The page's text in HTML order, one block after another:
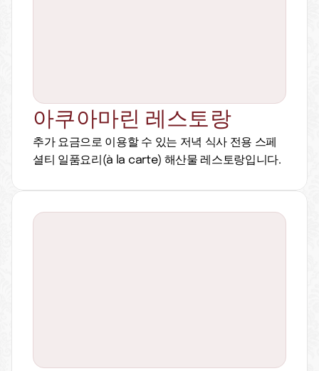
아쿠아마린 레스토랑
추가 요금으로 이용할 수 있는 저녁 식사 전용 스페
셜티 일품요리(à la carte) 해산물 레스토랑입니다.